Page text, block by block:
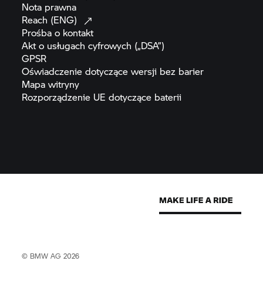
Nota prawna
Reach (ENG)
Prośba o kontakt
Akt o usługach cyfrowych („DSA”)
GPSR
Oświadczenie dotyczące wersji bez barier
Mapawitryny
Rozporządzenie UE dotyczące baterii
© BMW AG 2026